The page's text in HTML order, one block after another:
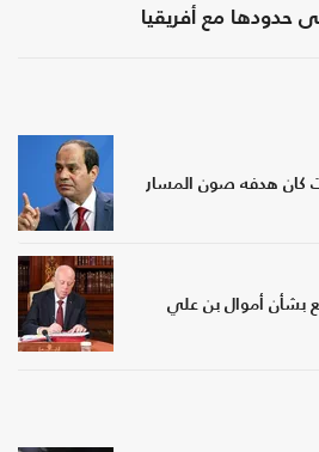
حدودها مع أفريقيا
كان هدفه صون المسار
بشأن أموال بن علي